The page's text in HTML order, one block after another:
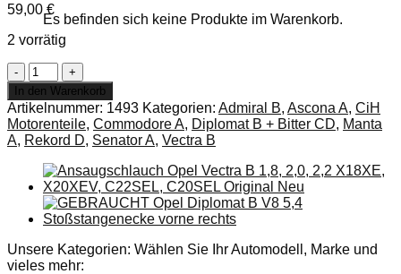
Es befinden sich keine Produkte im Warenkorb.
59,00 €
2 vorrätig
NEU
Ölfilter
Dichtung
Ölwanne
Automatik
Getriebe
Gang
Opel
Rekord
D
E
In den Warenkorb
Artikelnummer: 1493 Kategorien: Admiral B, Ascona A, CiH
Motorenteile, Commodore A, Diplomat B + Bitter CD, Manta
A, Rekord D, Senator A, Vectra B
Unsere Kategorien: Wählen Sie Ihr Automodell, Marke und
vieles mehr: